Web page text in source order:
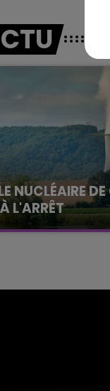
NUCLÉAIRE
L'ARRÊT
semaine que